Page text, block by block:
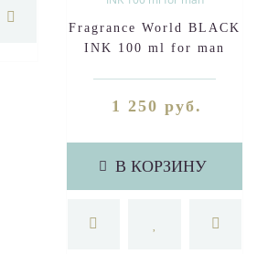
Fragrance World BLACK
INK 100 ml for man
1 250 руб.
В КОРЗИНУ